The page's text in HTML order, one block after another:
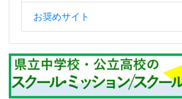
カウンター